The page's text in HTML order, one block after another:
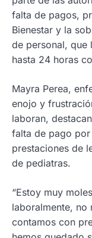
falta de pagos,
Bienestar y la
de personal, que
hasta 24 horas
Mayra Perea,
enojo y
laboran,
falta de pago
prestaciones de
de pediatras.
“Estoy muy
laboralmente, no
contamos con